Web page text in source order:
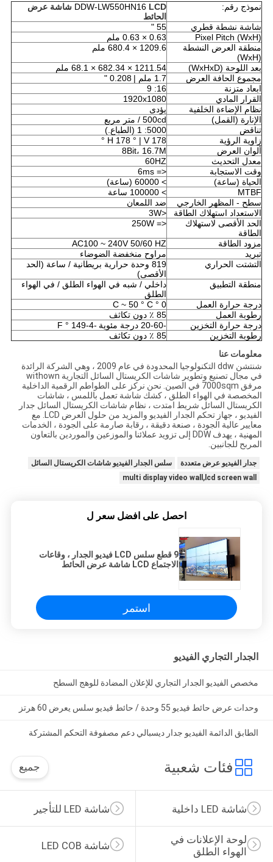
نموذج رقم:
DDW-LW550HN16 LCD شاشة عرض
الحائط
شاشة نشطة قطري
55 "
Pixel Pitch (WxH)
0.63 × 0.63 ملم
منطقة العرض النشطة
(WxH)
1209.6 × 680.4 ملم
بعد اللوحة (WxHxD)
1211.54 × 682.34 × 68.1 ملم
مجموع الحافة العرض
1.7 ملم |
0.208 "
ابعاد متزنة
16: 9
القرار المادي
1920x1080
نظام الإضاءة الخلفية
يؤدى
الإنارة (القمل)
500cd / متر مربع
تناقض
5000: 1 (الطباع.)
زاوية الرؤية
H 178 ° | V 178 °
ألوان العرض
8Bit، 16.7M
معدل التحديث
60HZ
وقت الاستجابة
<= 6ms
الحياة (ساعة)
> 60000 (ساعة)
MTBF
> 100000 ساعة
سطح - المظهر الخارجي
ضد اللمعان
الاستعداد استهلاك الطاقة
<3W
الحد الأقصى لاستهلاك
الطاقة
<= 250W
مزود الطاقة
AC100 ~ 240V 50/60 HZ
تبريد
مراوح منخفضة الضوضاء
التشتت الحراري
819 وحدة حرارية بريطانية / ساعة (الحد
الأقصى)
منطقة التطبيق
داخلي / شبه في الهواء الطلق / في الهواء
الطلق
درجة حرارة العمل
0 ° C ~ 50 ° C
رطوبة العمل
85 ٪ دون تكاثف
درجة حرارة التخزين
-20-60 درجة مئوية
-4-149 ° F
رطوبة التخزين
85 ٪ دون تكاثف
معلومات عنا
شنتشن ddw التكنولوجيا المحدودة في عام 2009 ، وهي الشركة الرائدة
في مجال تصنيع وتطوير شاشات الكريستال السائل التجارية withown
مرفق 7000sqm في الصين.
نحن نركز على الطواطم الرقمية الداخلية
المخصصة في الهواء الطلق ، كشك شاشة تعمل باللمس ، شاشات
الكريستال السائل شريط امتدت ، نظام شاشات الكريستال السائل جدار
الفيديو ، جهاز تحكم الجدار الفيديو والمزيد من حلول العرض LCD.
مع
معايير عالية الجودة ، صنعة دقيقة ، رقابة صارمة على الجودة ، الخدمات
المهنية ، يهدف DDW إلى تزويد عملائنا والموزعين والموردين بالتعاون
المربح للجانبين.
جدار الفيديو عرض متعددة
سلس الجدار الفيديو شاشات الكريستال السائل
multi display video wall,lcd screen wall
احصل على افضل سعر ل
9 قطع سلس LCD فيديو الجدار ، وقاعات
الاجتماع LCD شاشة عرض الحائط
استمر
الجدار التجاري الفيديو
مخصص الفيديو الجدار التجاري للإعلان المضادة للوهج السطح
وحدات عرض حائط فيديو 55 وحدة / حائط فيديو سلس يعرض 60 هرتز
الطابق الدائمة الفيديو جدار ديسبالي دعم مصفوفة التحكم المشتركة
فئات شعبية جميع
شاشة LED للتأجير شاشة LED داخلية
شاشة LED COB
لوحة الإعلانات في
الهواء الطلق